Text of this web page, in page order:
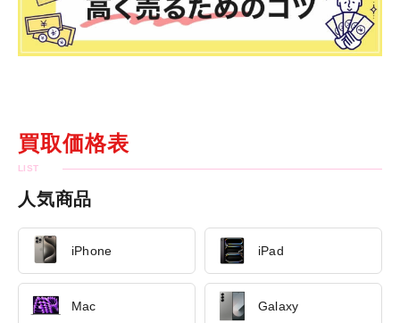
買取価格表
人気商品
iPhone iPad
Mac Galaxy